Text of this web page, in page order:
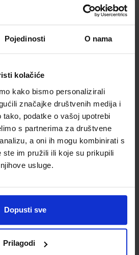
Pojedinosti O nama
kolačiće
kako bismo personalizirali
značajke društvenih medija i
podatke o vašoj upotrebi
s partnerima za društvene
a oni ih mogu kombinirati s
ste im pružili ili koje su prikupili
usluge.
Dopusti sve
Prilagodi
Omot
u osmome razredu osnovne škole
sadržajima
Stojaković
d.d. Registarski broj ministarstva:
CIJENA:12,04 €
Omot